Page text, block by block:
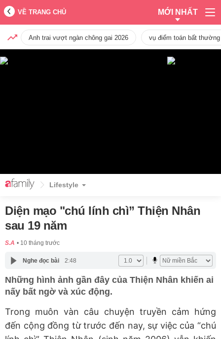
VỀ TRANG CHỦ MỚI NHẤT
Anh trai vượt ngàn chông gai 2026 vụ điểm toán bất
Lifestyle
Diện mạo "chú lính chì” Thiện Nhân
sau 19 năm
S.A 10 tháng trước
Nghe đọc bài 2:48
Những hình ảnh gần đây của Thiện Nhân khiến ai
nấy bất ngờ và xúc động.
Trong muôn vàn câu chuyện truyền cảm hứng
đến cộng đồng từ trước đến nay, sự việc của “chú